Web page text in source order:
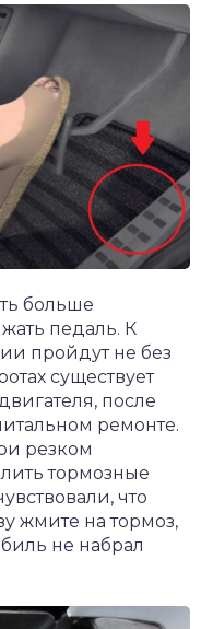
больше
педаль. К
пройдут не без
существует
после
ремонте.
резком
тормозные
что
жмите на тормоз,
не набрал